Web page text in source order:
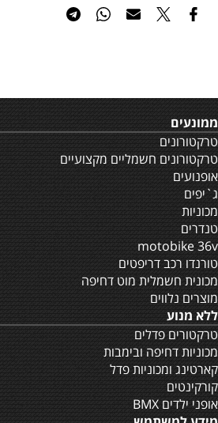
ממונעים
טרקטורונים
טרקטורונים חשמליים מקצועיים
אופנועים
ג`יפים
מכוניות
טנדרים
motobike 36v
טורנדו רכב דריפטים
מכונית חשמלית מוט דחיפה
מוצרים נלווים
ללא מנוע
טרקטורים פדלים
מכוניות דחיפה ובימבות
קארטינג ומכוניות פדל
קורקינטים
אופני ילדים BMX